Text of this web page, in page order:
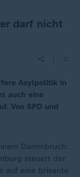
darf nicht
Asylpolitik in
auch eine
Von SPD und
Dammbruch:
steuert der
auf eine brisante